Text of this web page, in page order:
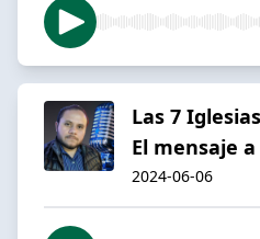
Las 7
El mensaje
2024-06-06